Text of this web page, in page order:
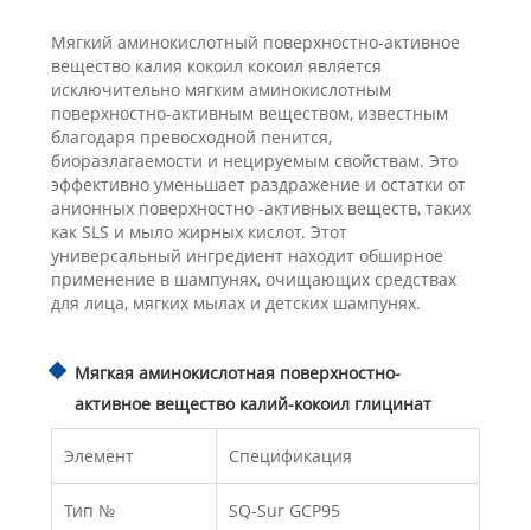
Мягкий аминокислотный поверхностно-активное
вещество калия кокоил кокоил является
исключительно мягким аминокислотным
поверхностно-активным веществом, известным
благодаря превосходной пенится,
биоразлагаемости и нецируемым свойствам. Это
эффективно уменьшает раздражение и остатки от
анионных поверхностно -активных веществ, таких
как SLS и мыло жирных кислот. Этот
универсальный ингредиент находит обширное
применение в шампунях, очищающих средствах
для лица, мягких мылах и детских шампунях.
Мягкая аминокислотная поверхностно-
активное вещество калий-кокоил глицинат
Элемент Спецификация
Тип № SQ-Sur GCP95